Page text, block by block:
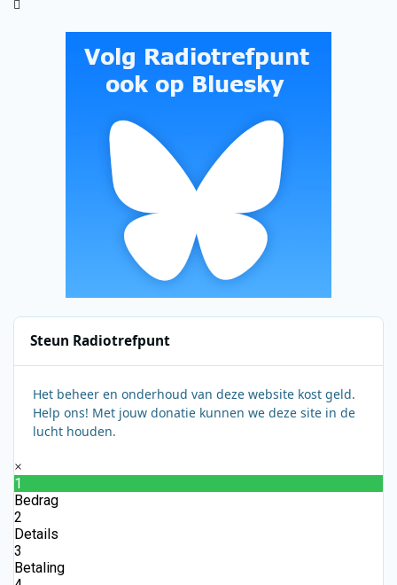
Steun Radiotrefpunt
Het beheer en onderhoud van deze website kost geld.
Help ons! Met jouw donatie kunnen we deze site in de
lucht houden.